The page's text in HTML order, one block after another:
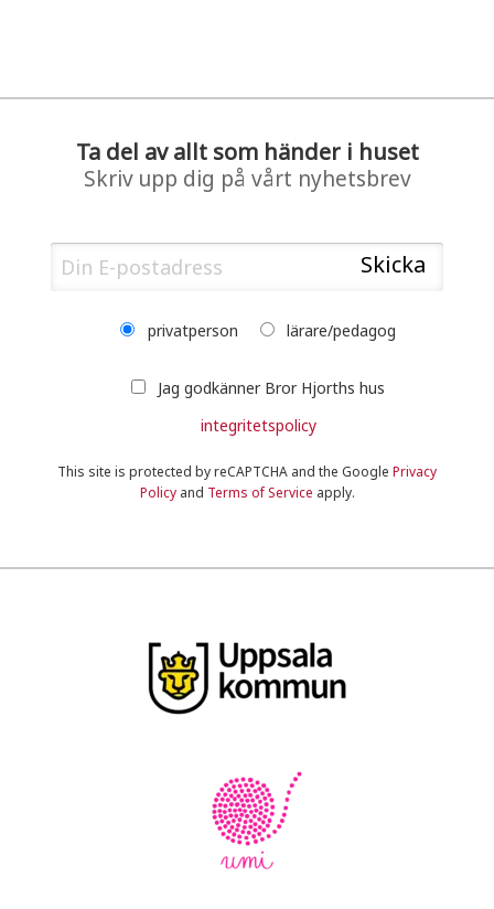
Ta del av allt som händer i huset
Skriv upp dig på vårt nyhetsbrev
privatperson lärare/pedagog
Jag godkänner Bror Hjorths hus
integritetspolicy
This site is protected by reCAPTCHA and the Google Privacy
Policyand Terms of Service apply.